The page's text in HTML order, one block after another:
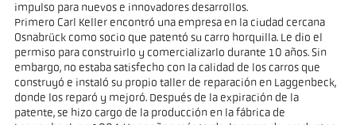
impulso para nuevos e innovadores desarrollos.
Primero Carl Keller encontró una empresa en la ciudad cercana
Osnabrück como socio que patentó su carro horquilla. Le dio el
permiso para construirlo y comercializarlo durante 10 años. Sin
embargo, no estaba satisfecho con la calidad de los carros que
construyó e instaló su propio taller de reparación en Laggenbeck,
donde los reparó y mejoró. Después de la expiración de la
patente, se hizo cargo de la producción en la fábrica de